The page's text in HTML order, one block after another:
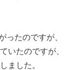
ったのですが、
いたのですが、
ました。